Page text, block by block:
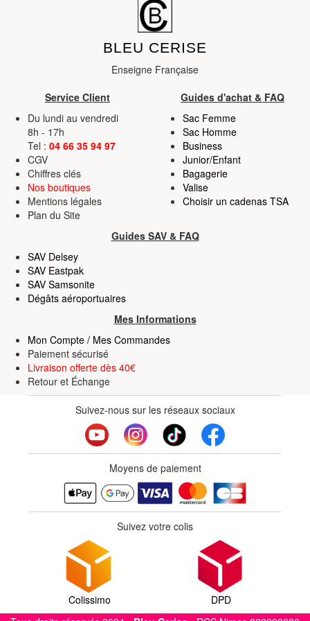
BLEU CERISE
Enseigne Française
Service Client
Guides d'achat & FAQ
Du lundi au vendredi
8h - 17h
Tel : 04 66 35 94 97
CGV
Chiffres clés
Nos boutiques
Mentions légales
Plan du Site
Sac Femme
Sac Homme
Business
Junior/Enfant
Bagagerie
Valise
Choisir un cadenas TSA
Guides SAV & FAQ
SAV Delsey
SAV Eastpak
SAV Samsonite
Dégâts aéroportuaires
Mes Informations
Mon Compte / Mes Commandes
Paiement sécurisé
Livraison offerte dès 40€
Retour et Échange
Suivez-nous sur les réseaux sociaux
Moyens de paiement
Suivez votre colis
Colissimo
DPD